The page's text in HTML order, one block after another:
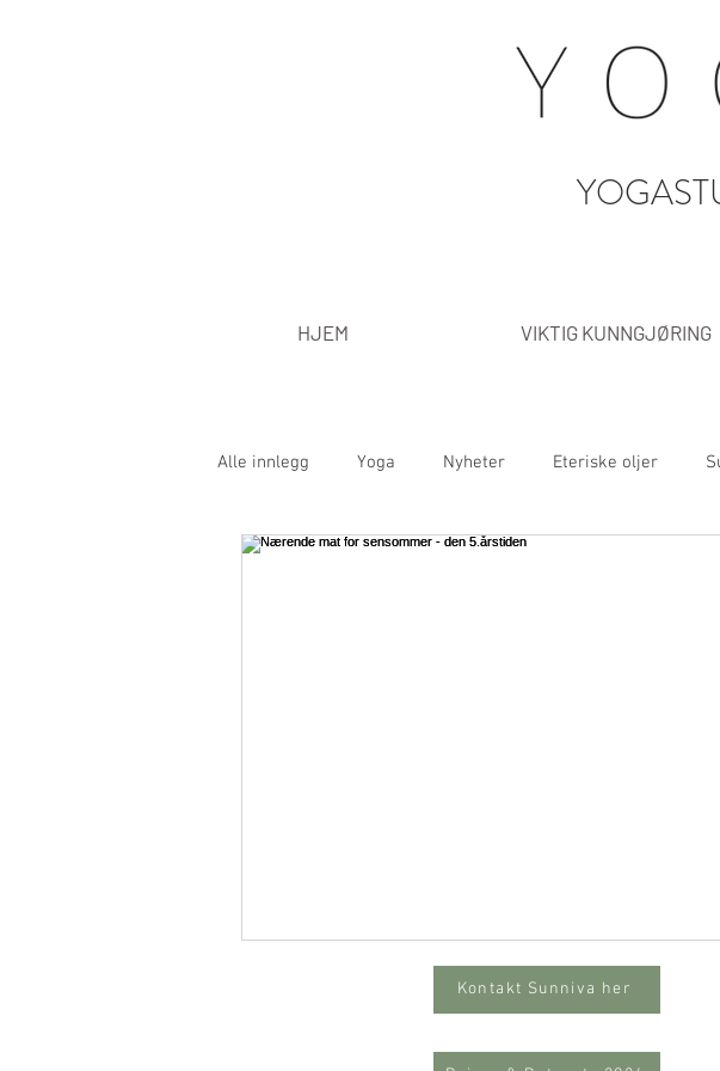
HJEM VIKTIG KUNNGJØRING
Alle innlegg Yoga Nyheter Eteriske oljer
Kontakt Sunniva her